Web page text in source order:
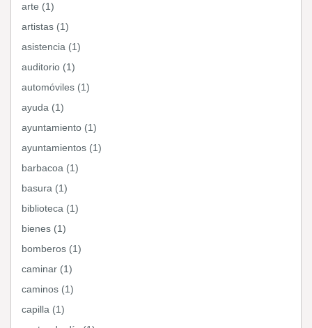
arte (1)
artistas (1)
asistencia (1)
auditorio (1)
automóviles (1)
ayuda (1)
ayuntamiento (1)
ayuntamientos (1)
barbacoa (1)
basura (1)
biblioteca (1)
bienes (1)
bomberos (1)
caminar (1)
caminos (1)
capilla (1)